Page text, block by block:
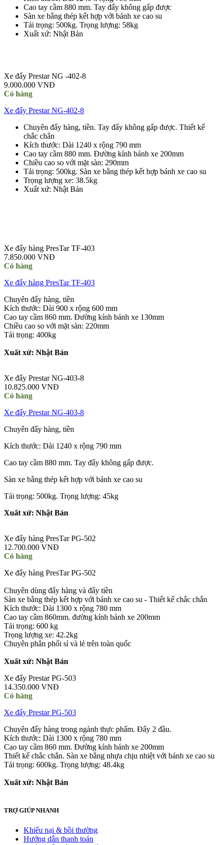
Cao tay cầm 880 mm. Tay đẩy không gấp được
Sàn xe bằng thép kết hợp với bánh xe cao su
Tải trọng: 500kg. Trọng lượng: 58kg
Xuất xứ: Nhật Bản
Xe đẩy Prestar NG -402-8
9.000.000 VNĐ
Có hàng
Xe đẩy Prestar NG-402-8
Chuyên đẩy hàng, tiền. Tay đẩy không gấp được. Thiết kế
chắc chắn
Kích thước: Dài 1240 x rộng 790 mm
Cao tay cầm 880 mm. Đường kính bánh xe 200mm
Chiều cao so với mặt sàn: 290mm
Tải trọng: 500kg. Sàn xe bằng thép kết hợp bánh xe cao su
Trọng lượng xe: 38.5kg
Xuất xứ: Nhật Bản
Xe đẩy hàng PresTar TF-403
7.850.000 VNĐ
Có hàng
Xe đẩy hàng PresTar TF-403
Chuyên đẩy hàng, tiền
Kích thước: Dài 900 x rộng 600 mm
Cao tay cầm 860 mm. Đường kính bánh xe 130mm
Chiều cao so với mặt sàn: 220mm
Tải trọng: 400kg
Xuất xứ: Nhật Bản
Xe đẩy Prestar NG-403-8
10.825.000 VNĐ
Có hàng
Xe đẩy Prestar NG-403-8
Chuyên đẩy hàng, tiền
Kích thước: Dài 1240 x rộng 790 mm
Cao tay cầm 880 mm. Tay đẩy không gấp được.
Sàn xe bằng thép kết hợp với bánh xe cao su
Tải trọng: 500kg. Trọng lượng: 45kg
Xuất xứ: Nhật Bản
Xe đẩy hàng PresTar PG-502
12.700.000 VNĐ
Có hàng
Xe đẩy hàng PresTar PG-502
Chuyên dùng đẩy hàng và đẩy tiền
Sàn xe bằng thép kết hợp với bánh xe cao su - Thiết kế chắc chắn
Kích thước: Dài 1300 x rộng 780 mm
Cao tay cầm 860mm. đường kính bánh xe 200mm
Tải trọng: 600 kg
Trọng lượng xe: 42.2kg
Chuyên phân phối sỉ và lẻ trên toàn quốc
Xuất xứ: Nhật Bản
Xe đẩy Prestar PG-503
14.350.000 VNĐ
Có hàng
Xe đẩy Prestar PG-503
Chuyên đẩy hàng trong ngành thực phẩm. Đẩy 2 đầu.
Kích thước: Dài 1300 x rộng 780 mm
Cao tay cầm 860 mm. Đường kính bánh xe 200mm
Thiết kế chắc chắn. Sàn xe bằng nhựa chịu nhiệt với bánh xe cao su
Tải trọng: 600kg. Trọng lượng: 48.4kg
Xuất xứ: Nhật Bản
TRỢ GIÚP NHANH
Khiếu nại & bồi thường
Hướng dẫn thanh toán